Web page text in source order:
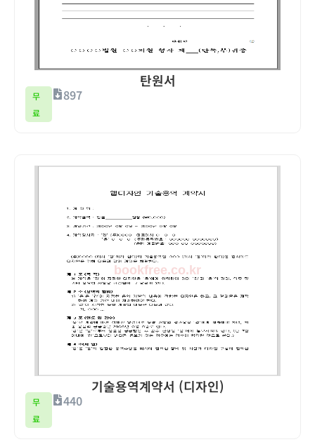
탄원서
무
료
897
기술용역계약서 (디자인)
무
료
440